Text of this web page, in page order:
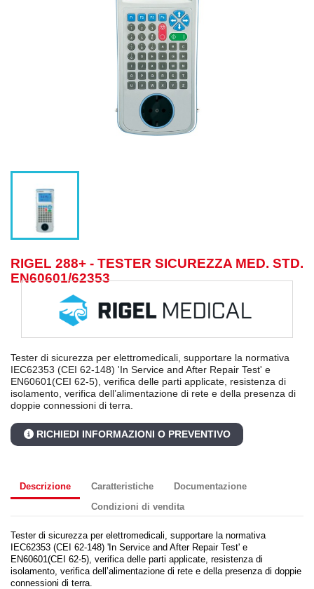
RIGEL 288+ - TESTER SICUREZZA MED. STD.
EN60601/62353
Tester di sicurezza per elettromedicali, supportare la normativa
IEC62353 (CEI 62-148) 'In Service and After Repair Test' e
EN60601(CEI 62-5), verifica delle parti applicate, resistenza di
isolamento, verifica dell’alimentazione di rete e della presenza di
doppie connessioni di terra.
RICHIEDI INFORMAZIONI O PREVENTIVO
Descrizione Caratteristiche
Documentazione
Condizioni di vendita
Tester di sicurezza per elettromedicali, supportare la normativa
IEC62353 (CEI 62-148) 'In Service and After Repair Test' e
EN60601(CEI 62-5), verifica delle parti applicate, resistenza di
isolamento, verifica dell’alimentazione di rete e della presenza di doppie
connessioni di terra.